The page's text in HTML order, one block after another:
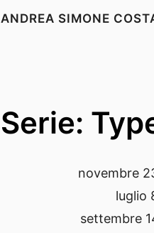
ANDREA SIMONE
Serie:
novembre
luglio
settembre